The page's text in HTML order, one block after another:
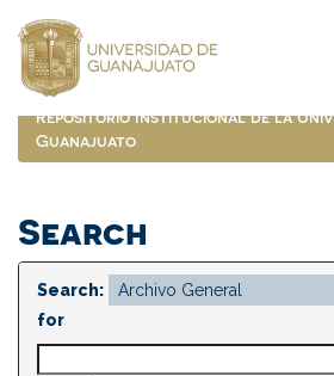
navigation
Repositorio Institucional de la
Guanajuato
Search
Search:
for